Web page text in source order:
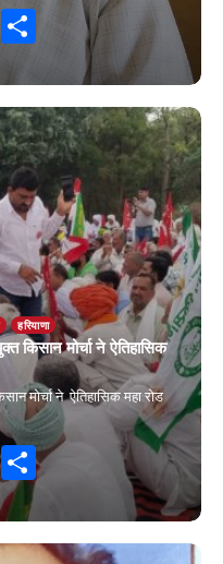
Telegram
Share
हरियाणा
किसान मोर्चा ने ऐतिहासिक
मोर्चा ने ऐतिहासिक महा रोड
Share